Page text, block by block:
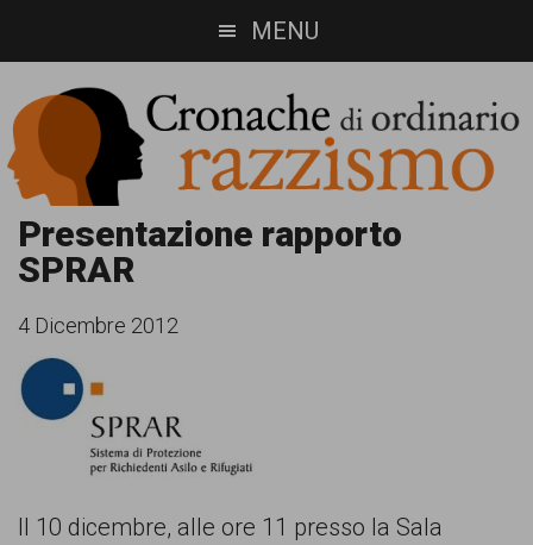
to
main
content
to
footer
MENU
Cronache
di
ordinario
razzismo
Cronachediordinariorazzismo.org
informazione,
approfondimento
Presentazione rapporto
SPRAR
4 Dicembre 2012
Il 10 dicembre, alle ore 11 presso la Sala